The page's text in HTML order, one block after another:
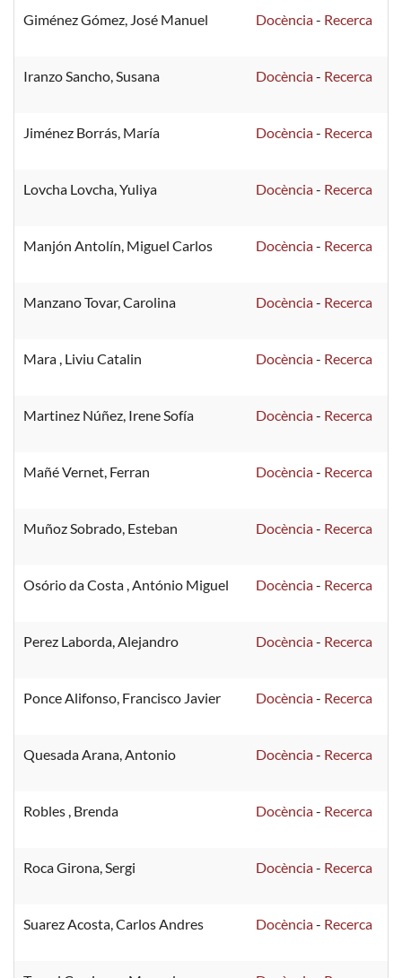
Giménez Gómez, José Manuel Docència- Recerca
Iranzo Sancho, Susana Docència- Recerca
Jiménez Borrás, María Docència- Recerca
Lovcha Lovcha, Yuliya Docència- Recerca
Manjón Antolín, Miguel Carlos Docència- Recerca
Manzano Tovar, Carolina Docència- Recerca
Mara , Liviu Catalin Docència- Recerca
Martinez Núñez, Irene Sofía Docència- Recerca
Mañé Vernet, Ferran Docència- Recerca
Muñoz Sobrado, Esteban Docència- Recerca
Osório da Costa , António Miguel Docència- Recerca
Perez Laborda, Alejandro Docència- Recerca
Ponce Alifonso, Francisco Javier Docència- Recerca
Quesada Arana, Antonio Docència- Recerca
Robles , Brenda Docència- Recerca
Roca Girona, Sergi Docència- Recerca
Suarez Acosta, Carlos Andres Docència- Recerca